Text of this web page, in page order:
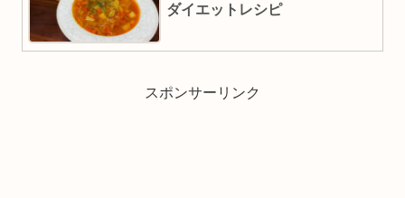
ダイエットレシピ
スポンサーリンク